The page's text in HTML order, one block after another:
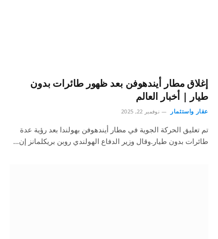
إغلاق مطار أيندهوفن بعد ظهور طائرات بدون
طيار | أخبار العالم
عقار واستثمار نوفمبر 22, 2025
تم تعليق الحركة الجوية في مطار أيندهوفن بهولندا بعد رؤية عدة
طائرات بدون طيار.وقال وزير الدفاع الهولندي روبن بريكلمانز إن…